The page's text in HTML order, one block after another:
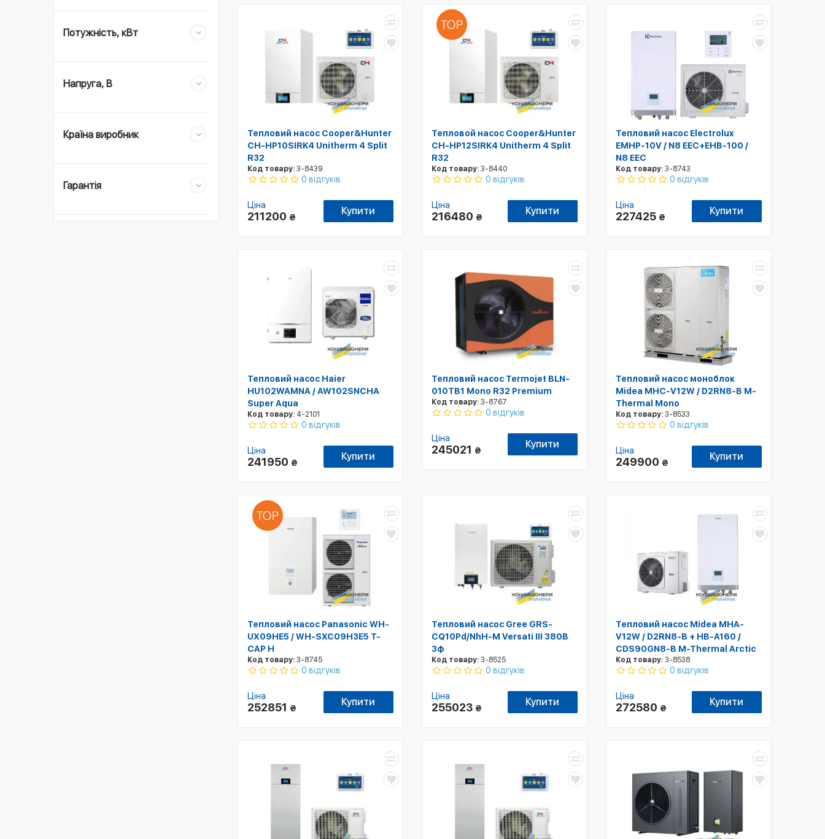
Потужність, кВт
Напруга, В
Країна виробник
Гарантія
Тепловий насос Cooper&Hunter
CH-HP10SIRK4 Unitherm 4 Split
R32
Код товару: 3-8439
0 відгуків
Ціна
211200 ₴
Купити
Тепловой насос Cooper&Hunter
CH-HP12SIRK4 Unitherm 4 Split
R32
Код товару:3-8440
0 відгуків
Ціна
216480 ₴
Купити
Тепловий насос Electrolux
EMHP-10V / N8 EEC+EHB-100 /
N8 EEC
Код товару:3-8743
0 відгуків
Ціна
227425 ₴
Купити
Тепловий насос Haier
HU102WAMNA / AW102SNCHA
Super Aqua
Код товару: 4-2101
0 відгуків
Ціна
241950 ₴
Купити
Тепловий насос Termojet BLN-
010TB1 Mono R32 Premium
Код товару:3-8767
0 відгуків
Ціна
245021 ₴
Купити
Тепловий насос моноблок
Midea MHC-V12W / D2RN8-B M-
Thermal Mono
Код товару:3-8533
0 відгуків
Ціна
249900 ₴
Купити
Тепловий насос Panasonic WH-
UX09HE5 / WH-SXC09H3E5 T-
CAP H
Код товару: 3-8745
0 відгуків
Ціна
252851 ₴
Купити
Тепловий насос Gree GRS-
CQ10Pd/NhH-M Versati III 380В
3ф
Код товару:3-8525
0 відгуків
Ціна
255023 ₴
Купити
Тепловий насос Midea MHA-
V12W / D2RN8-B + HB-A160 /
CDS90GN8-B M-Thermal Arctic
Код товару:3-8538
0 відгуків
Ціна
272580 ₴
Купити